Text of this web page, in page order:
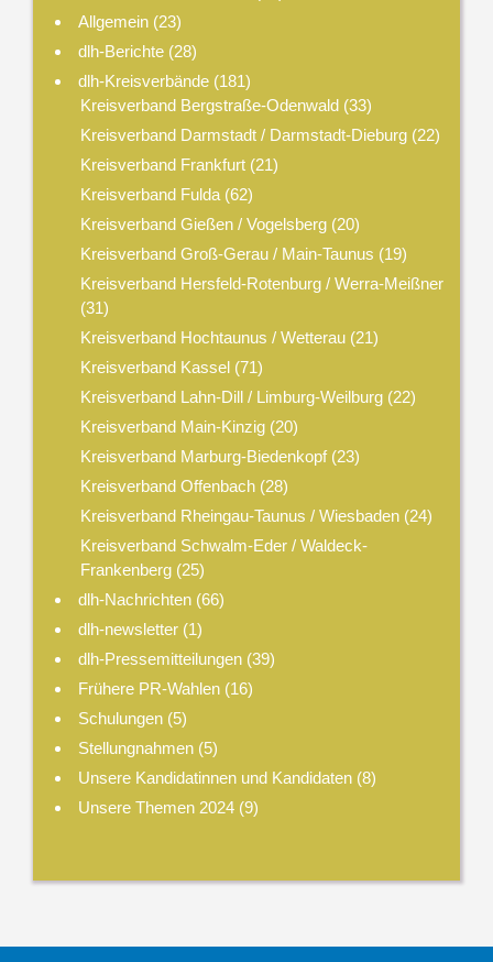
Allgemein (23)
dlh-Berichte (28)
dlh-Kreisverbände (181)
Kreisverband Bergstraße-Odenwald(33)
Kreisverband Darmstadt / Darmstadt-Dieburg(22)
Kreisverband Frankfurt(21)
Kreisverband Fulda(62)
Kreisverband Gießen / Vogelsberg(20)
Kreisverband Groß-Gerau / Main-Taunus (19)
Kreisverband Hersfeld-Rotenburg / Werra-Meißner
(31)
Kreisverband Hochtaunus / Wetterau(21)
Kreisverband Kassel(71)
Kreisverband Lahn-Dill / Limburg-Weilburg(22)
Kreisverband Main-Kinzig(20)
Kreisverband Marburg-Biedenkopf(23)
Kreisverband Offenbach(28)
Kreisverband Rheingau-Taunus / Wiesbaden(24)
Kreisverband Schwalm-Eder / Waldeck-
Frankenberg(25)
dlh-Nachrichten (66)
dlh-newsletter (1)
dlh-Pressemitteilungen (39)
Frühere PR-Wahlen (16)
Schulungen (5)
Stellungnahmen (5)
Unsere Kandidatinnen und Kandidaten (8)
Unsere Themen 2024 (9)